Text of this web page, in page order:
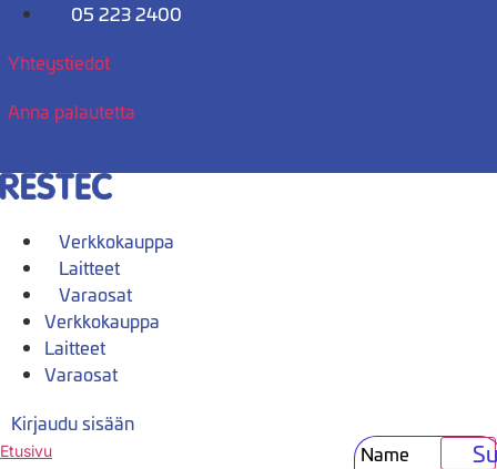
Mene
05 223 2400
Yhteystiedot
Anna palautetta
Verkkokauppa
Laitteet
Varaosat
Verkkokauppa
Laitteet
Varaosat
Kirjaudu sisään
Name
Etusivu